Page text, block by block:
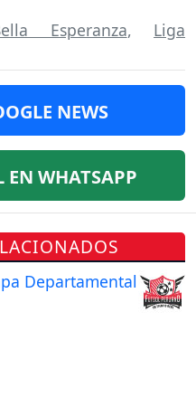
Esperanza, Liga
NEWS
EN WHATSAPP